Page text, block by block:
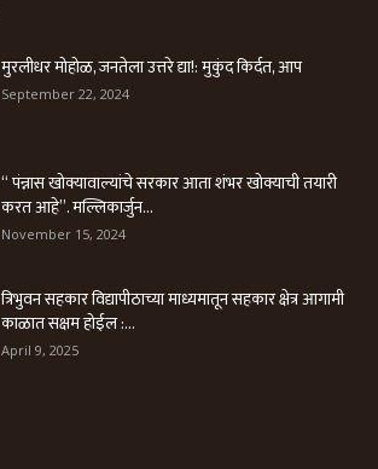
मुरलीधर मोहोळ, जनतेला उत्तरे द्या!: मुकुंद किर्दत, आप
September 22, 2024
“ पंन्नास खोक्यावाल्यांचे सरकार आता शंभर खोक्याची तयारी
करत आहे”. मल्लिकार्जुन...
November 15, 2024
त्रिभुवन सहकार विद्यापीठाच्या माध्यमातून सहकार क्षेत्र आगामी
काळात सक्षम होईल :...
April 9, 2025